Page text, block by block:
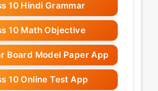
10 Hindi Grammar
10 Math Objective
Board Model Paper App
10 Online Test App